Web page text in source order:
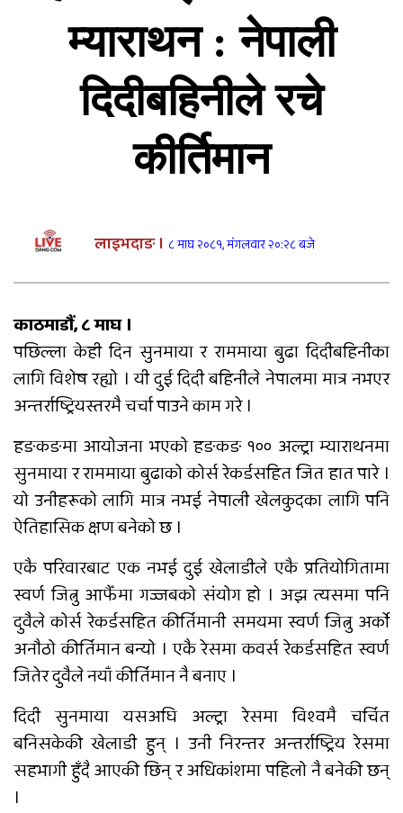
अन्तयष्टी
पोखिए मरुभूमिको पसिनादेखि बैंकको
राप्तीमा निःशुल्क विशेषज्ञ स्वास्थ्य शिविर,
सडक दुर्घटनामा श्रीमान् गुमाएकी
महिलालाई कुमारी बैंक गढवाद्वारा १०
लाख रुपैयाँ बीमा दाबी भुक्तानी
राति भएको मोटरसाइकल दुर्घटनाबारे
कसैले थाहा पाएनन्, बिहान घर नजिकै
मृत भेटिए युवक
सीडद्वारा साना किसान र बैंकबीच
समन्वयात्मक कार्यक्रम
राप्ती चक्रपथः १७ किलोमिटर कालोपत्रे
म्याराथन : नेपाली
दिदीबहिनीले रचे
कीर्तिमान
लाइभदाङ । ८ माघ २०८१, मंगलवार २०:२८ बजे
काठमाडौं, ८ माघ ।
पछिल्ला केही दिन सुनमाया र राममाया बुढा दिदीबहिनीका
लागि विशेष रह्यो । यी दुई दिदी बहिनीले नेपालमा मात्र नभएर
अन्तर्राष्ट्रियस्तरमै चर्चा पाउने काम गरे ।
हङकङमा आयोजना भएको हङकङ १०० अल्ट्रा म्याराथनमा
सुनमाया र राममाया बुढाको कोर्स रेकर्डसहित जित हात पारे ।
यो उनीहरूको लागि मात्र नभई नेपाली खेलकुदका लागि पनि
ऐतिहासिक क्षण बनेको छ ।
एकै परिवारबाट एक नभई दुई खेलाडीले एकै प्रतियोगितामा
स्वर्ण जित्नु आफैँमा गज्जबको संयोग हो । अझ त्यसमा पनि
दुवैले कोर्स रेकर्डसहित कीर्तिमानी समयमा स्वर्ण जित्नु अर्को
अनौठो कीर्तिमान बन्यो । एकै रेसमा कवर्स रेकर्डसहित स्वर्ण
जितेर दुवैले नयाँ कीर्तिमान नै बनाए ।
दिदी सुनमाया यसअघि अल्ट्रा रेसमा विश्वमै चर्चित
बनिसकेकी खेलाडी हुन् । उनी निरन्तर अन्तर्राष्ट्रिय रेसमा
सहभागी हुँदै आएकी छिन् र अधिकांशमा पहिलो नै बनेकी छन्
।